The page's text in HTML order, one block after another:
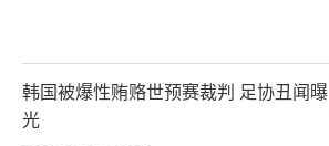
韩国被爆性贿赂世预赛裁判 足协丑闻曝
光